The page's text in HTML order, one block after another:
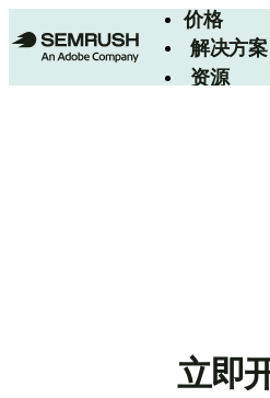
价格
解决方案
资源
立即